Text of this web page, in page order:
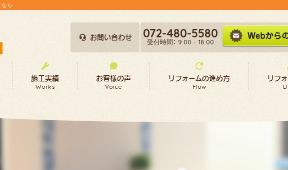
なら
施工実績
Works
お客様の声
Voice
リフォームの進め方
Flow
リフ
お問い合わせ 072-480-5580
受付時間： 9:00 - 18:00